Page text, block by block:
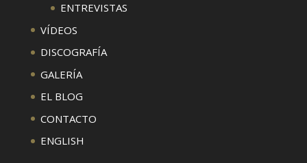
ENTREVISTAS
VÍDEOS
DISCOGRAFÍA
GALERÍA
EL BLOG
CONTACTO
ENGLISH